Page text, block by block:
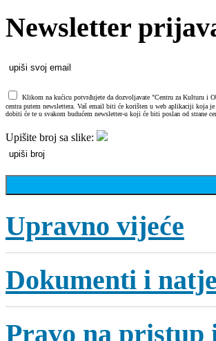
Newsletter
Klikom na kućicu potvrđujete da dozvoljavate "Centru za Kulturu i
centra putem newslettera. Vaš email biti će korišten u web aplikaciji koja
dobiti će te u svakom budućem newsletter-u koji će biti poslan od strane
Upišite broj sa slike:
Upravno vijeće
Dokumenti i
Pravo na